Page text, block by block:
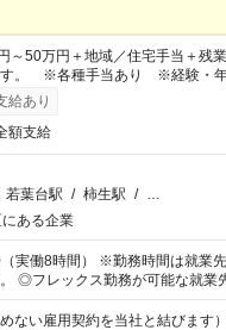
～50万円＋地域／住宅手当＋
す。 ※各種手当あり ※経験・年
遇します。
給あり
額支給
若葉台駅 / 柿生駅 / …
ある企業
実働8時間） ※勤務時間は就業
ま
らに働きやすい環境をつくる
て取り組んでいます。
ない雇用契約を当社と結びます